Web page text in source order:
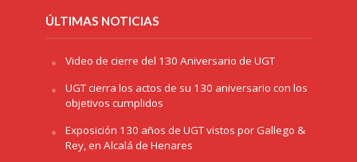
ÚLTIMAS NOTICIAS
Video de cierre del 130 Aniversario de UGT
UGT cierra los actos de su 130 aniversario con los
objetivos cumplidos
Exposición 130 años de UGT vistos por Gallego &
Rey, en Alcalá de Henares